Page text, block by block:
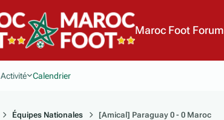
Maroc Foot Forum
Activité Calendrier
Équipes Nationales [Amical] Paraguay 0 - 0 Maroc